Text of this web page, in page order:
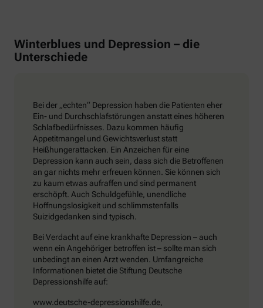
Winterblues und Depression – die
Unterschiede
Bei der „echten“ Depression haben die Patienten eher
Ein- und Durchschlafstörungen anstatt eines höheren
Schlafbedürfnisses. Dazu kommen häufig
Appetitmangel und Gewichtsverlust statt
Heißhungerattacken. Ein Anzeichen für eine
Depression kann auch sein, dass sich die Betroffenen
an gar nichts mehr erfreuen können. Sie können sich
zu kaum etwas aufraffen und sind permanent
erschöpft. Auch Schuldgefühle, unendliche
Hoffnungslosigkeit und schlimmstenfalls
Suizidgedanken sind typisch.
Bei Verdacht auf eine krankhafte Depression – auch
wenn ein Angehöriger betroffen ist – sollte man sich
unbedingt an einen Arzt wenden. Umfangreiche
Informationen bietet die Stiftung Deutsche
Depressionshilfe auf:
www.deutsche-depressionshilfe.de,